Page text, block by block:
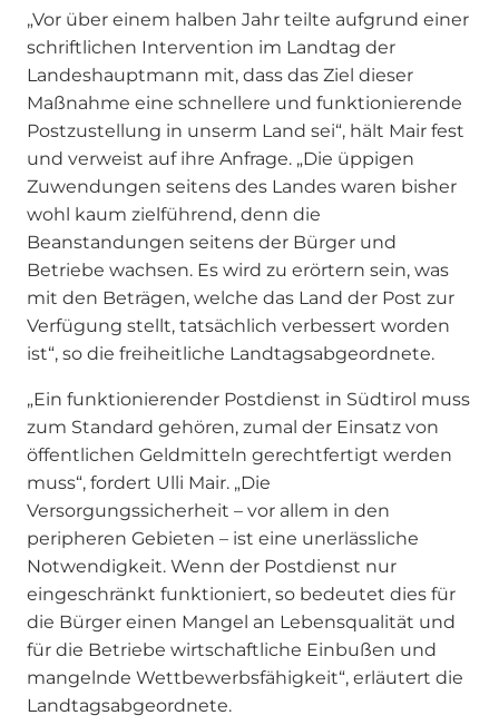
„Vor über einem halben Jahr teilte aufgrund einer
schriftlichen Intervention im Landtag der
Landeshauptmann mit, dass das Ziel dieser
Maßnahme eine schnellere und funktionierende
Postzustellung in unserm Land sei“, hält Mair fest
und verweist auf ihre Anfrage. „Die üppigen
Zuwendungen seitens des Landes waren bisher
wohl kaum zielführend, denn die
Beanstandungen seitens der Bürger und
Betriebe wachsen. Es wird zu erörtern sein, was
mit den Beträgen, welche das Land der Post zur
Verfügung stellt, tatsächlich verbessert worden
ist“, so die freiheitliche Landtagsabgeordnete.
„Ein funktionierender Postdienst in Südtirol muss
zum Standard gehören, zumal der Einsatz von
öffentlichen Geldmitteln gerechtfertigt werden
muss“, fordert Ulli Mair. „Die
Versorgungssicherheit – vor allem in den
peripheren Gebieten – ist eine unerlässliche
Notwendigkeit. Wenn der Postdienst nur
eingeschränkt funktioniert, so bedeutet dies für
die Bürger einen Mangel an Lebensqualität und
für die Betriebe wirtschaftliche Einbußen und
mangelnde Wettbewerbsfähigkeit“, erläutert die
Landtagsabgeordnete.